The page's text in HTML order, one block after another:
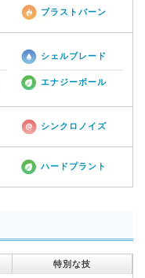
ブラストバーン
シェルブレード
エナジーボール
シンクロノイズ
ハードプラント
特別な技